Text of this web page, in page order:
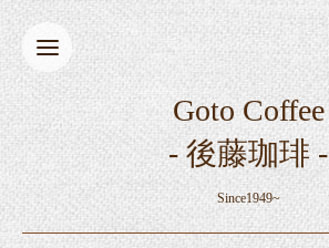
Goto Coffee
- 後藤珈琲 -
Since1949~